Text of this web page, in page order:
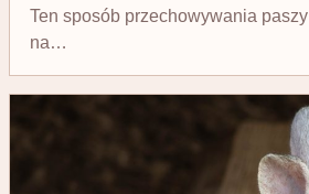
Ten sposób przechowywania
na…